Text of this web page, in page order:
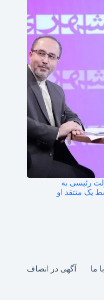
رئیسی به
یک منتقد او
ما
آگهی در انصاف